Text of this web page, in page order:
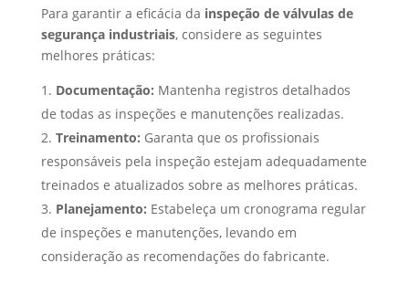
Para garantir a eficácia da inspeção de válvulas de
segurança industriais, considere as seguintes
melhores práticas:
Documentação: Mantenha registros detalhados
de todas as inspeções e manutenções realizadas.
Treinamento: Garanta que os profissionais
responsáveis pela inspeção estejam adequadamente
treinados e atualizados sobre as melhores práticas.
Planejamento: Estabeleça um cronograma regular
de inspeções e manutenções, levando em
consideração as recomendações do fabricante.